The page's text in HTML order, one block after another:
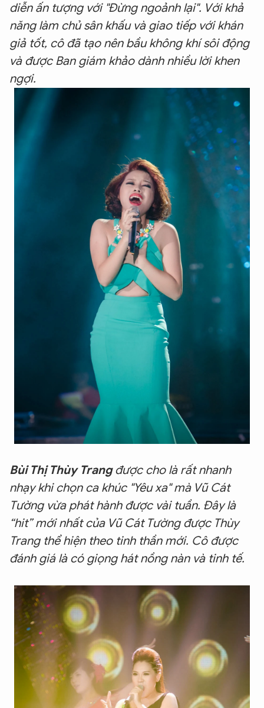
diễn ấn tượng với "Đừng ngoảnh lại". Với khả
năng làm chủ sân khấu và giao tiếp với khán
giả tốt, cô đã tạo nên bầu không khí sôi động
và được Ban giám khảo dành nhiều lời khen
ngợi.
Bùi Thị Thùy Trangđược cho là rất nhanh
nhạy khi chọn ca khúc "Yêu xa" mà Vũ Cát
Tường vừa phát hành được vài tuần. Đây là
“hit” mới nhất của Vũ Cát Tường được Thùy
Trang thể hiện theo tinh thần mới. Cô được
đánh giá là có giọng hát nồng nàn và tinh tế.